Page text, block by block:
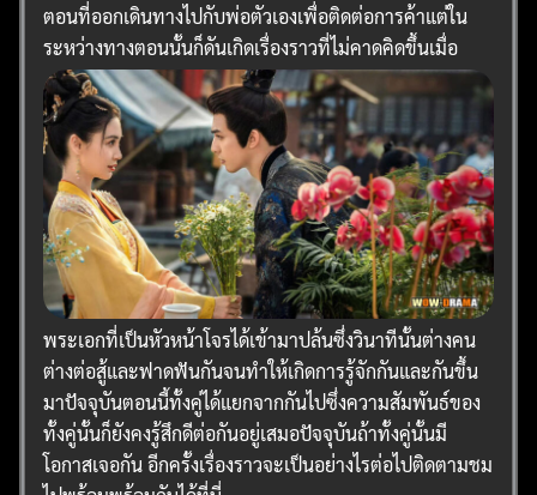
ตอนที่ออกเดินทางไปกับพ่อตัวเองเพื่อติดต่อการค้าแต่ใน
ระหว่างทางตอนนั้นก็ดันเกิดเรื่องราวที่ไม่คาดคิดขึ้นเมื่อ
พระเอกที่เป็นหัวหน้าโจรได้เข้ามาปล้นซึ่งวินาทีนั้นต่างคน
ต่างต่อสู้และฟาดฟันกันจนทำให้เกิดการรู้จักกันและกันขึ้น
มาปัจจุบันตอนนี้ทั้งคู่ได้แยกจากกันไปซึ่งความสัมพันธ์ของ
ทั้งคู่นั้นก็ยังคงรู้สึกดีต่อกันอยู่เสมอปัจจุบันถ้าทั้งคู่นั้นมี
โอกาสเจอกัน อีกครั้งเรื่องราวจะเป็นอย่างไรต่อไปติดตามชม